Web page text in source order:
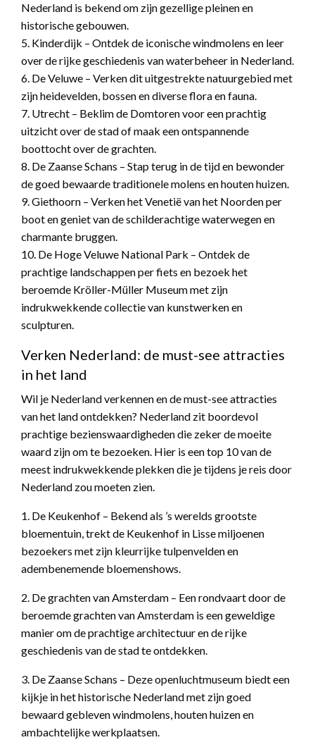
Nederland is bekend om zijn gezellige pleinen en
historische gebouwen.
5. Kinderdijk – Ontdek de iconische windmolens en leer
over de rijke geschiedenis van waterbeheer in Nederland.
6. De Veluwe – Verken dit uitgestrekte natuurgebied met
zijn heidevelden, bossen en diverse flora en fauna.
7. Utrecht – Beklim de Domtoren voor een prachtig
uitzicht over de stad of maak een ontspannende
boottocht over de grachten.
8. De Zaanse Schans – Stap terug in de tijd en bewonder
de goed bewaarde traditionele molens en houten huizen.
9. Giethoorn – Verken het Venetië van het Noorden per
boot en geniet van de schilderachtige waterwegen en
charmante bruggen.
10. De Hoge Veluwe National Park – Ontdek de
prachtige landschappen per fiets en bezoek het
beroemde Kröller-Müller Museum met zijn
indrukwekkende collectie van kunstwerken en
sculpturen.
Verken Nederland: de must-see attracties
in het land
Wil je Nederland verkennen en de must-see attracties
van het land ontdekken? Nederland zit boordevol
prachtige bezienswaardigheden die zeker de moeite
waard zijn om te bezoeken. Hier is een top 10 van de
meest indrukwekkende plekken die je tijdens je reis door
Nederland zou moeten zien.
1. De Keukenhof – Bekend als ’s werelds grootste
bloementuin, trekt de Keukenhof in Lisse miljoenen
bezoekers met zijn kleurrijke tulpenvelden en
adembenemende bloemenshows.
2. De grachten van Amsterdam – Een rondvaart door de
beroemde grachten van Amsterdam is een geweldige
manier om de prachtige architectuur en de rijke
geschiedenis van de stad te ontdekken.
3. De Zaanse Schans – Deze openluchtmuseum biedt een
kijkje in het historische Nederland met zijn goed
bewaard gebleven windmolens, houten huizen en
ambachtelijke werkplaatsen.